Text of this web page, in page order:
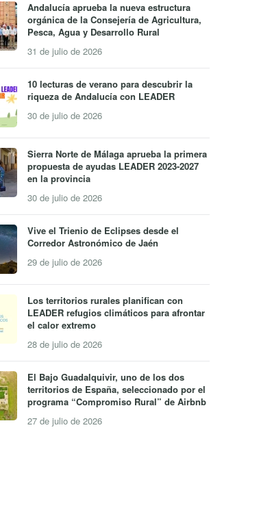
Andalucía aprueba la nueva estructura
orgánica de la Consejería de Agricultura,
Pesca, Agua y Desarrollo Rural
31 de julio de 2026
10 lecturas de verano para descubrir la
riqueza de Andalucía con LEADER
30 de julio de 2026
Sierra Norte de Málaga aprueba la primera
propuesta de ayudas LEADER 2023-2027
en la provincia
30 de julio de 2026
Vive el Trienio de Eclipses desde el
Corredor Astronómico de Jaén
29 de julio de 2026
Los territorios rurales planifican con
LEADER refugios climáticos para afrontar
el calor extremo
28 de julio de 2026
El Bajo Guadalquivir, uno de los dos
territorios de España, seleccionado por el
programa “Compromiso Rural” de Airbnb
27 de julio de 2026